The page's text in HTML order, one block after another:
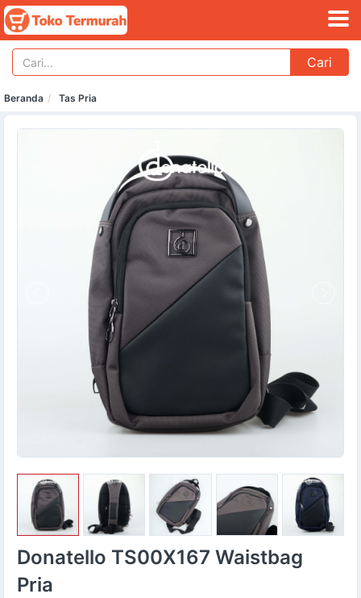
Cari
Beranda Tas Pria
Donatello TS00X167 Waistbag
Pria